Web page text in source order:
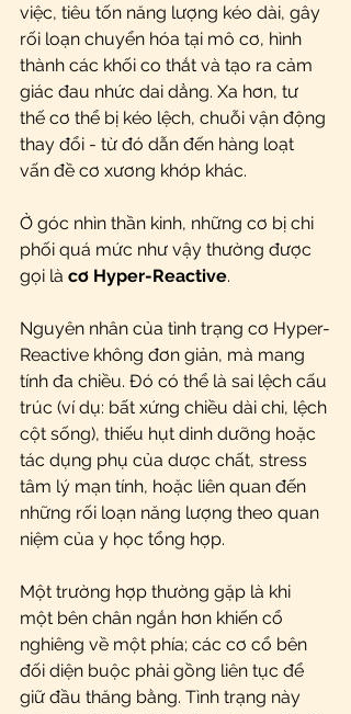
việc, tiêu tốn năng lượng kéo dài, gây
rối loạn chuyển hóa tại mô cơ, hình
thành các khối co thắt và tạo ra cảm
giác đau nhức dai dẳng. Xa hơn, tư
thế cơ thể bị kéo lệch, chuỗi vận động
thay đổi - từ đó dẫn đến hàng loạt
vấn đề cơ xương khớp khác.
Ở góc nhìn thần kinh, những cơ bị chi
phối quá mức như vậy thường được
gọi là cơ Hyper-Reactive.
Nguyên nhân của tình trạng cơ Hyper-
Reactive không đơn giản, mà mang
tính đa chiều. Đó có thể là sai lệch cấu
trúc (ví dụ: bất xứng chiều dài chi, lệch
cột sống), thiếu hụt dinh dưỡng hoặc
tác dụng phụ của dược chất, stress
tâm lý mạn tính, hoặc liên quan đến
những rối loạn năng lượng theo quan
niệm của y học tổng hợp.
Một trường hợp thường gặp là khi
một bên chân ngắn hơn khiến cổ
nghiêng về một phía; các cơ cổ bên
đối diện buộc phải gồng liên tục để
giữ đầu thăng bằng. Tình trạng này